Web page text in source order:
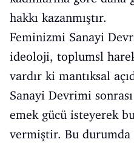
hakkı kazanmıştır.
Feminizmi Sanayi
ideoloji, toplumsl
vardır ki mantıksal
Sanayi Devrimi
emek gücü isteyerek
vermiştir. Bu durumda